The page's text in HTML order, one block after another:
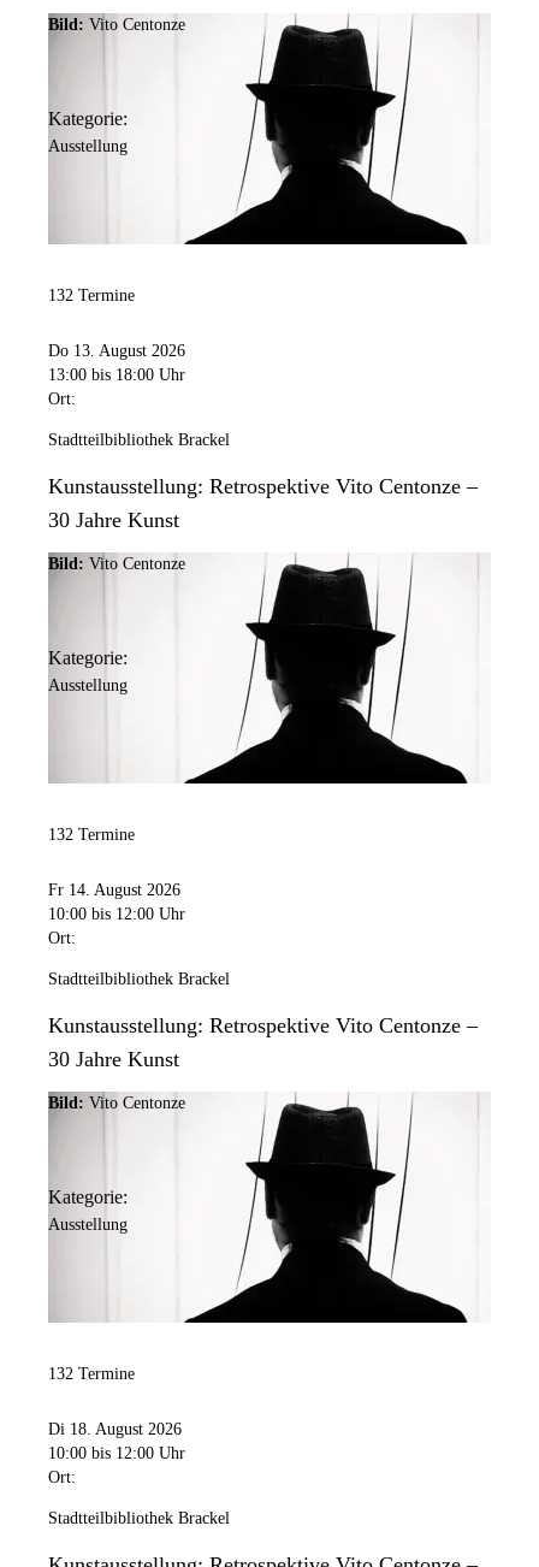
Bild: Vito Centonze
Kategorie:
Ausstellung
132 Termine
Do 13. August 2026
13:00 bis 18:00 Uhr
Ort:
Stadtteilbibliothek Brackel
Kunstausstellung: Retrospektive Vito Centonze –
30 Jahre Kunst
Bild: Vito Centonze
Kategorie:
Ausstellung
132 Termine
Fr 14. August 2026
10:00 bis 12:00 Uhr
Ort:
Stadtteilbibliothek Brackel
Kunstausstellung: Retrospektive Vito Centonze –
30 Jahre Kunst
Bild: Vito Centonze
Kategorie:
Ausstellung
132 Termine
Di 18. August 2026
10:00 bis 12:00 Uhr
Ort:
Stadtteilbibliothek Brackel